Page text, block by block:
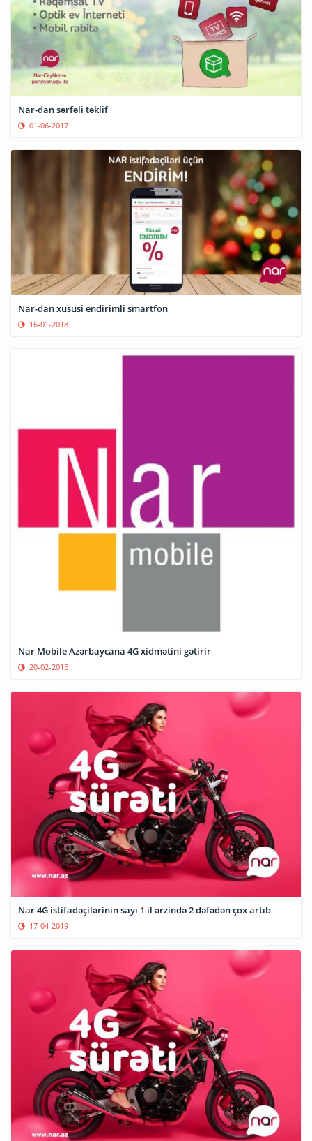
Nar-dan sərfəli təklif
01-06-2017
Nar-dan xüsusi endirimli smartfon
16-01-2018
Nar Mobile Azərbaycana 4G xidmətini gətirir
20-02-2015
Nar 4G istifadəçilərinin sayı 1 il ərzində 2 dəfədən çox artıb
17-04-2019